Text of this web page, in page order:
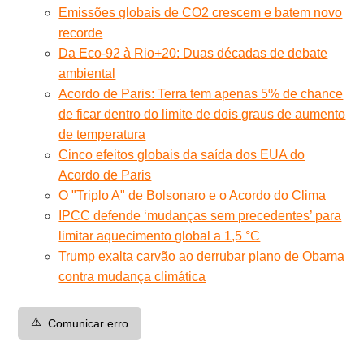
Emissões globais de CO2 crescem e batem novo
recorde
Da Eco-92 à Rio+20: Duas décadas de debate
ambiental
Acordo de Paris: Terra tem apenas 5% de chance
de ficar dentro do limite de dois graus de aumento
de temperatura
Cinco efeitos globais da saída dos EUA do
Acordo de Paris
O "Triplo A" de Bolsonaro e o Acordo do Clima
IPCC defende ‘mudanças sem precedentes’ para
limitar aquecimento global a 1,5 °C
Trump exalta carvão ao derrubar plano de Obama
contra mudança climática
⚠️ Comunicar erro